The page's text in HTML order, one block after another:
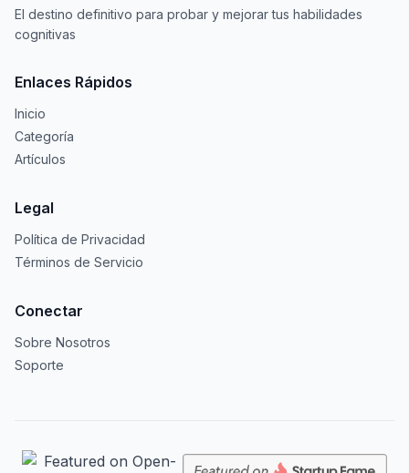
El destino definitivo para probar y mejorar tus habilidades
cognitivas
Enlaces Rápidos
Inicio
Categoría
Artículos
Legal
Política de Privacidad
Términos de Servicio
Conectar
Sobre Nosotros
Soporte